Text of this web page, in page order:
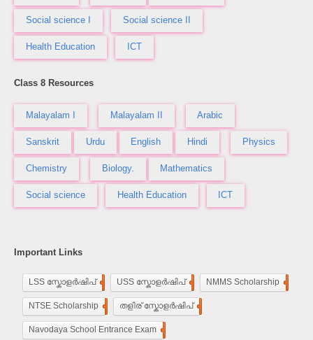
Social science I Social science II
Health Education ICT
Class 8 Resources
Malayalam I Malayalam II Arabic
Sanskrit Urdu English Hindi Physics
Chemistry Biology. Mathematics
Social science Health Education ICT
Important Links
LSS സ്കോളർഷിപ് 248USS സ്കോളർഷിപ് 100NMMS Scholarship
NTSE Scholarship 118തളിര് സ്കോളർഷിപ്
Navodaya School Entrance Exam